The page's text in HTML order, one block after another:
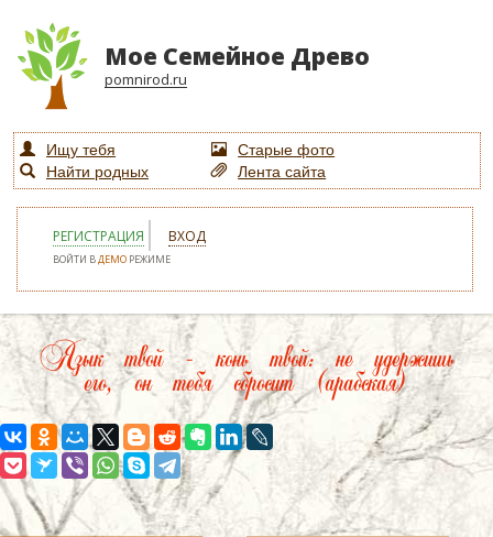
Мое Семейное Древо
pomnirod.ru
Ищу тебя
Старые фото
Найти родных
Лента сайта
РЕГИСТРАЦИЯ ВХОД
ВОЙТИ ВДЕМО РЕЖИМЕ
Язык твой – конь твой: не удержишь
его, он тебя сбросит (арабская)